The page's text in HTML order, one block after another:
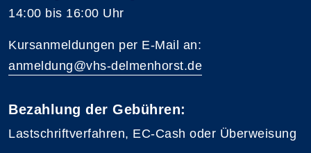
14:00 bis 16:00 Uhr
Kursanmeldungen per E-Mail an:
anmeldung@vhs-delmenhorst.de
Bezahlung der Gebühren:
Lastschriftverfahren, EC-Cash oder Überweisung